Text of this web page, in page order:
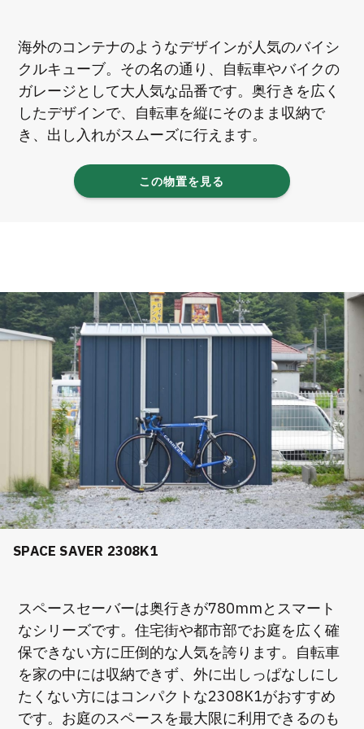
海外のコンテナのようなデザインが人気のバイシ
クルキューブ。その名の通り、自転車やバイクの
ガレージとして大人気な品番です。奥行きを広く
したデザインで、自転車を縦にそのまま収納で
き、出し入れがスムーズに行えます。
この物置を見る
SPACE SAVER 2308K1
スペースセーバーは奥行きが780mmとスマート
なシリーズです。住宅街や都市部でお庭を広く確
保できない方に圧倒的な人気を誇ります。自転車
を家の中には収納できず、外に出しっぱなしにし
たくない方にはコンパクトな2308K1がおすすめ
です。お庭のスペースを最大限に利用できるのも